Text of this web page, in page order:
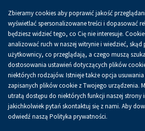
0.00
Strona główna O firmie Aktualności
Aktualności
Zbieramy cookies aby poprawić jakość
wyświetlać spersonalizowane treści i dopasować
będziesz widzieć tego, co Cię nie interesuje.
analizować ruch w naszej witrynie i wiedzieć, skąd
użytkownicy, co przeglądają, a czego muszą
dostosowania ustawień dotyczących plików
niektórych rodzajów. Istnieje także opcja
zapisanych plików cookie z Twojego urządzenia.
utratą dostępu do niektórych funkcji naszej strony
jakichkolwiek pytań skontaktuj się z nami. Aby
odwiedź naszą Polityka prywatności.